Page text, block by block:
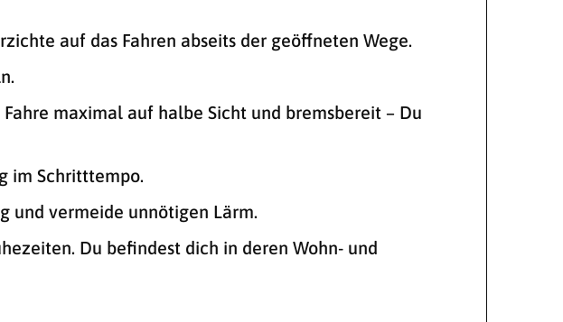
auf das Fahren abseits der geöffneten Wege.
maximal auf halbe Sicht und bremsbereit – Du
im Schritttempo.
und vermeide unnötigen Lärm.
Du befindest dich in deren Wohn- und